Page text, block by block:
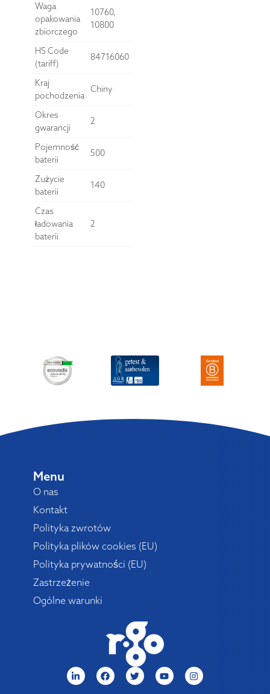
Waga
opakowania
zbiorczego
10760,
10800
HS Code
(tariff)
84716060
Kraj
pochodzenia
Chiny
Okres
gwarancji
2
Pojemność
baterii
500
Zużycie
baterii
140
Czas
ładowania
baterii
2
Menu
O nas
Kontakt
Polityka zwrotów
Polityka plików cookies (EU)
Polityka prywatności (EU)
Zastrzeżenie
Ogólne warunki